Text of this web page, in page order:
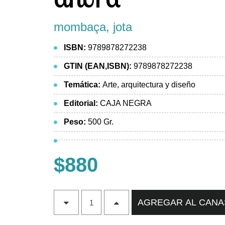
mombaça, jota
ISBN: 9789878272238
GTIN (EAN,ISBN): 9789878272238
Temática: Arte, arquitectura y diseño
Editorial: CAJA NEGRA
Peso: 500 Gr.
$880
AGREGAR AL